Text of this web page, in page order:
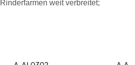
weit verbreitet;